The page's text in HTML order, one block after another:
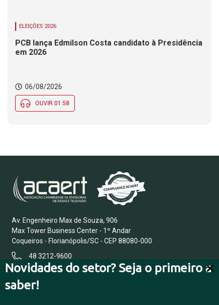
Novidades do setor? Seja o primeiro a
saber!
ELEIÇÕES 2026
PCB lança Edmilson Costa candidato à Presidência
em 2026
06/08/2026
OUVIR 01:58
Av. Engenheiro Max de Souza, 906
Max Tower Business Center - 1º Andar
Coqueiros - Florianópolis/SC - CEP 88080-000
48 3212-9600
FALE CONOSCO